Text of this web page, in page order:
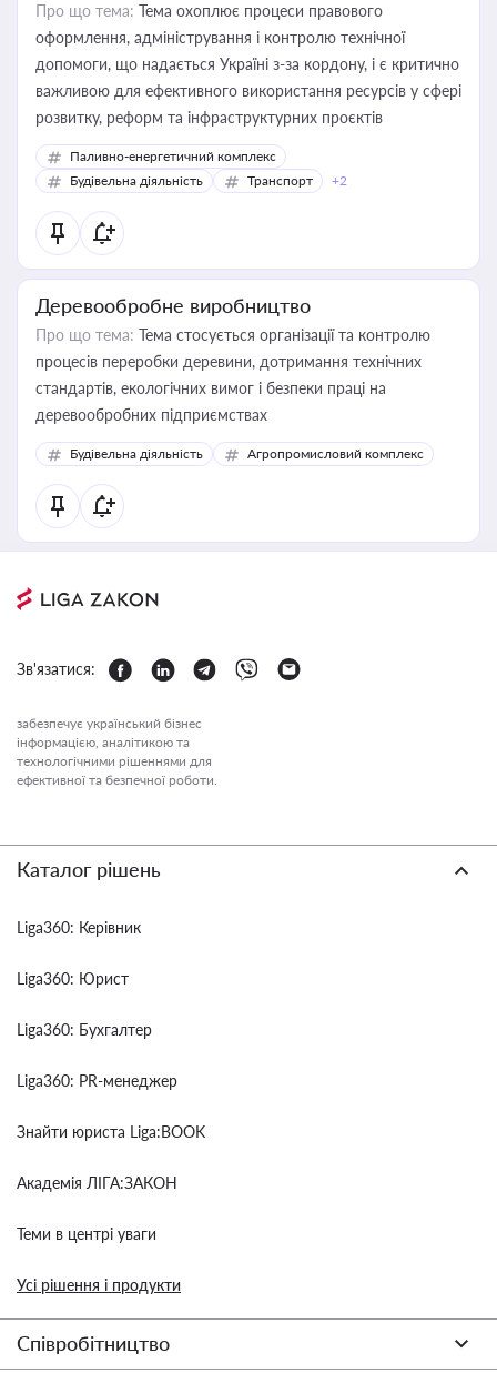
Про що тема: Тема охоплює процеси правового
оформлення, адміністрування і контролю технічної
допомоги, що надається Україні з-за кордону, і є критично
важливою для ефективного використання ресурсів у сфері
розвитку, реформ та інфраструктурних проєктів
Паливно-енергетичний комплекс
Будівельна діяльність
Транспорт +2
Деревообробне виробництво
Про що тема: Тема стосується організації та контролю
процесів переробки деревини, дотримання технічних
стандартів, екологічних вимог і безпеки праці на
деревообробних підприємствах
Будівельна діяльність Агропромисловий комплекс
Зв'язатися:
забезпечує український бізнес
інформацією, аналітикою та
технологічними рішеннями для
ефективної та безпечної роботи.
Каталог рішень
Liga360: Керівник
Liga360: Юрист
Liga360: Бухгалтер
Liga360: PR-менеджер
Знайти юриста Liga:BOOK
Академія ЛІГА:ЗАКОН
Теми в центрі уваги
Усі рішення і продукти
Співробітництво